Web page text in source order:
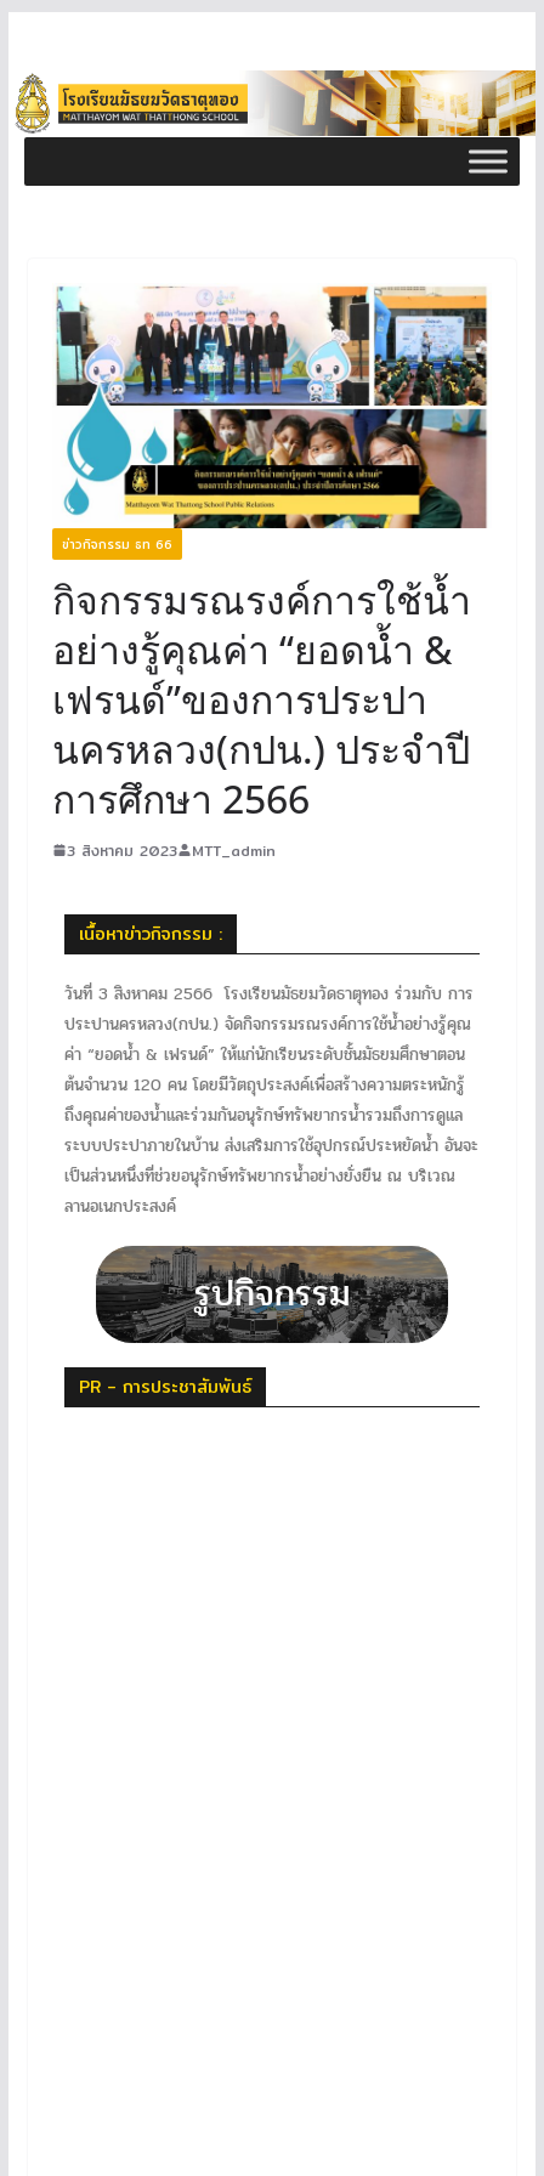
ข่าวกิจกรรม ธท 66
กิจกรรมรณรงค์การใช้น้ำ
อย่างรู้คุณค่า “ยอดน้ำ &
เฟรนด์”ของการประปา
นครหลวง(กปน.) ประจำปี
การศึกษา 2566
3 สิงหาคม 2023 MTT_admin
เนื้อหาข่าวกิจกรรม :
วันที่ 3 สิงหาคม 2566 โรงเรียนมัธยมวัดธาตุทอง ร่วมกับ การ
ประปานครหลวง(กปน.) จัดกิจกรรมรณรงค์การใช้น้ำอย่างรู้คุณ
ค่า “ยอดน้ำ & เฟรนด์” ให้แก่นักเรียนระดับชั้นมัธยมศึกษาตอน
ต้นจำนวน 120 คน โดยมีวัตถุประสงค์เพื่อสร้างความตระหนักรู้
ถึงคุณค่าของน้ำและร่วมกันอนุรักษ์ทรัพยากรน้ำรวมถึงการดูแล
ระบบประปาภายในบ้าน ส่งเสริมการใช้อุปกรณ์ประหยัดน้ำ อันจะ
เป็นส่วนหนึ่งที่ช่วยอนุรักษ์ทรัพยากรน้ำอย่างยั่งยืน ณ บริเวณ
ลานอเนกประสงค์
PR - การประชาสัมพันธ์